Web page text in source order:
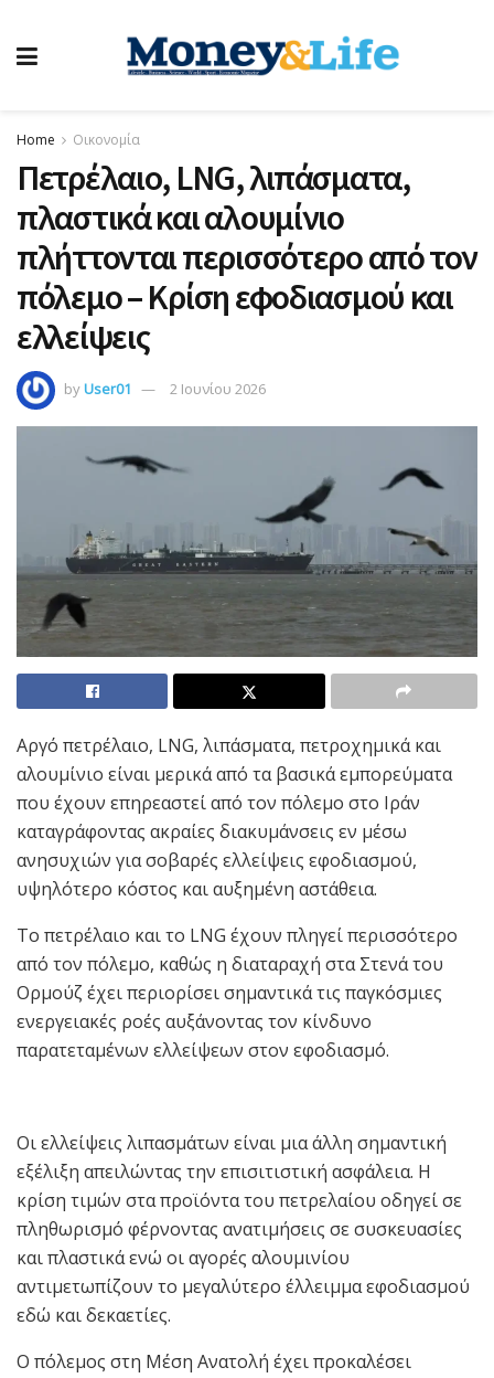
Home Οικονομία
Πετρέλαιo, LNG, λιπάσματα,
πλαστικά και αλουμίνιο
πλήττονται περισσότερο από τον
πόλεμο – Κρίση εφοδιασμού και
ελλείψεις
byUser01 2 Ιουνίου 2026
Αργό πετρέλαιο, LNG, λιπάσματα, πετροχημικά και
αλουμίνιο είναι μερικά από τα βασικά εμπορεύματα
που έχουν επηρεαστεί από τον πόλεμο στο Ιράν
καταγράφοντας ακραίες διακυμάνσεις εν μέσω
ανησυχιών για σοβαρές ελλείψεις εφοδιασμού,
υψηλότερο κόστος και αυξημένη αστάθεια.
Το πετρέλαιο και το LNG έχουν πληγεί περισσότερο
από τον πόλεμο, καθώς η διαταραχή στα Στενά του
Ορμούζ έχει περιορίσει σημαντικά τις παγκόσμιες
ενεργειακές ροές αυξάνοντας τον κίνδυνο
παρατεταμένων ελλείψεων στον εφοδιασμό.
Οι ελλείψεις λιπασμάτων είναι μια άλλη σημαντική
εξέλιξη απειλώντας την επισιτιστική ασφάλεια. Η
κρίση τιμών στα προϊόντα του πετρελαίου οδηγεί σε
πληθωρισμό φέρνοντας ανατιμήσεις σε συσκευασίες
και πλαστικά ενώ οι αγορές αλουμινίου
αντιμετωπίζουν το μεγαλύτερο έλλειμμα εφοδιασμού
εδώ και δεκαετίες.
Ο πόλεμος στη Μέση Ανατολή έχει προκαλέσει